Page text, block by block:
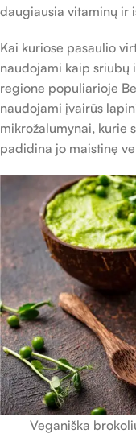
daugiausia vitaminų ir
Kai kuriose pasaulio
naudojami kaip sriubų
regione populiarioje
naudojami įvairūs
mikrožalumynai, kurie
padidina jo maistinę
Veganiška